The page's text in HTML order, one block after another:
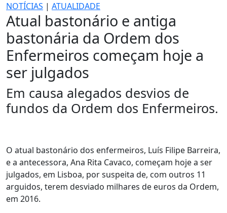
NOTÍCIAS | ATUALIDADE
Atual bastonário e antiga
bastonária da Ordem dos
Enfermeiros começam hoje a
ser julgados
Em causa alegados desvios de
fundos da Ordem dos Enfermeiros.
O atual bastonário dos enfermeiros, Luís Filipe Barreira,
e a antecessora, Ana Rita Cavaco, começam hoje a ser
julgados, em Lisboa, por suspeita de, com outros 11
arguidos, terem desviado milhares de euros da Ordem,
em 2016.